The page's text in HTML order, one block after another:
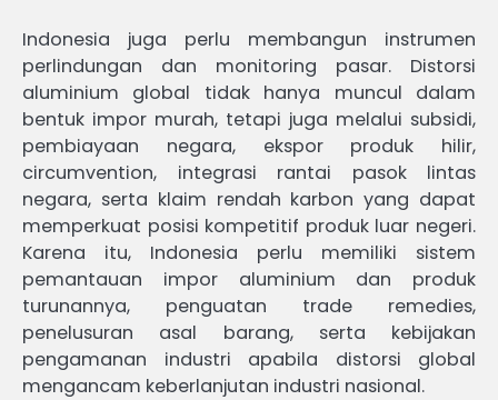
Indonesia juga perlu membangun instrumen
perlindungan dan monitoring pasar. Distorsi
aluminium global tidak hanya muncul dalam
bentuk impor murah, tetapi juga melalui subsidi,
pembiayaan negara, ekspor produk hilir,
circumvention, integrasi rantai pasok lintas
negara, serta klaim rendah karbon yang dapat
memperkuat posisi kompetitif produk luar negeri.
Karena itu, Indonesia perlu memiliki sistem
pemantauan impor aluminium dan produk
turunannya, penguatan trade remedies,
penelusuran asal barang, serta kebijakan
pengamanan industri apabila distorsi global
mengancam keberlanjutan industri nasional.